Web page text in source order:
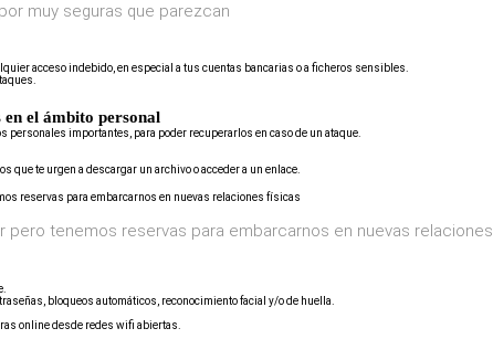
muy seguras que parezcan
acceso indebido, en especial a tus cuentas bancarias o a ficheros sensibles.
en el ámbito personal
personales importantes, para poder recuperarlos en caso de un ataque.
que te urgen a descargar un archivo o acceder a un enlace.
pero tenemos reservas para embarcarnos en nuevas relaciones
bloqueos automáticos, reconocimiento facial y/o de huella.
online desde redes wifi abiertas.